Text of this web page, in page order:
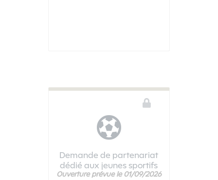
Demande de partenariat
dédié aux jeunes sportifs
Ce téléservice n'est pas disponible
Ouverture prévue le 01/09/2026